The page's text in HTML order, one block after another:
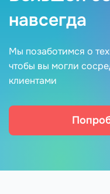
навсегда
Мы позаботимся о
чтобы вы могли
клиентами